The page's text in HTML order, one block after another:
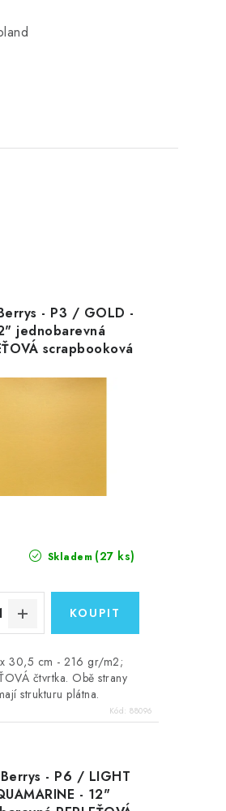
- P3 / GOLD -
jednobarevná
scrapbooková
Skladem (27 ks)
30,5 cm - 216 gr/m2;
čtvrtka. Obě strany
strukturu plátna.
Kód:88096
- P6 / LIGHT
- 12"